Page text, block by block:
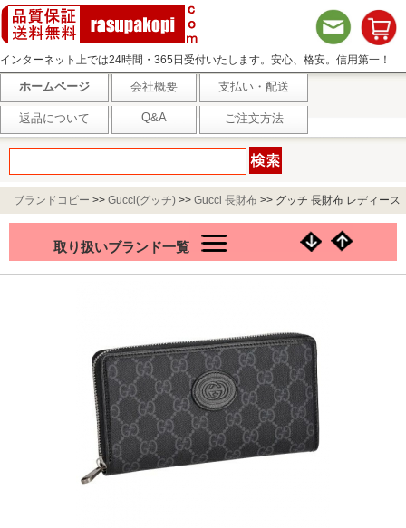
インターネット上では24時間・365日受付いたします。安心、格安。信用第一！
ホームページ 会社概要 支払い・配送
返品について Q&A ご注文方法
ブランドコピー >> Gucci(グッチ) >> Gucci 長財布 >> グッチ 長財布 レディース
取り扱いブランド一覧